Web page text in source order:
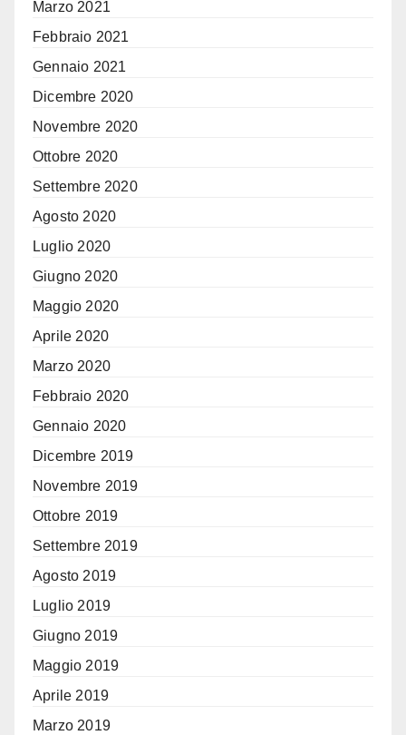
Marzo 2021
Febbraio 2021
Gennaio 2021
Dicembre 2020
Novembre 2020
Ottobre 2020
Settembre 2020
Agosto 2020
Luglio 2020
Giugno 2020
Maggio 2020
Aprile 2020
Marzo 2020
Febbraio 2020
Gennaio 2020
Dicembre 2019
Novembre 2019
Ottobre 2019
Settembre 2019
Agosto 2019
Luglio 2019
Giugno 2019
Maggio 2019
Aprile 2019
Marzo 2019